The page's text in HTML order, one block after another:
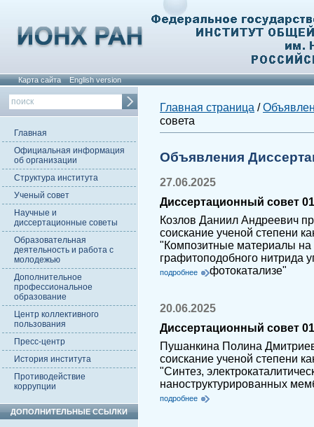
Карта сайта English version
Главная
Официальная информация
об организации
Структура института
Ученый совет
Научные и
диссертационные советы
Образовательная
деятельность и работа с
молодежью
Дополнительное
профессиональное
образование
Центр коллективного
пользования
Пресс-центр
История института
Противодействие
коррупции
ДОПОЛНИТЕЛЬНЫЕ ССЫЛКИ
Главная страница /
совета
Объявления
27.06.2025
Диссертационный совет
Козлов Даниил Андреевич
соискание ученой степени
"Композитные материалы
графитоподобного нитрида
фотокатализе"
подробнее
20.06.2025
Диссертационный совет
Пушанкина Полина
соискание ученой степени
"Синтез,
наноструктурированных
подробнее